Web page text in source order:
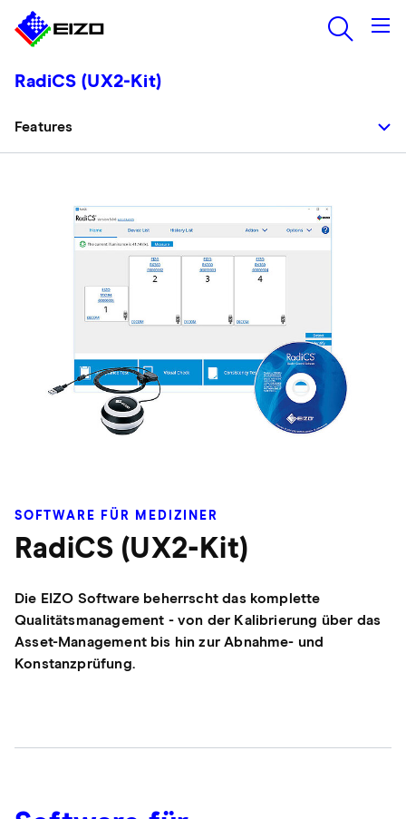
RadiCS (UX2-Kit)
Features
SOFTWARE FÜR MEDIZINER
RadiCS (UX2-Kit)
Die EIZO Software beherrscht das komplette
Qualitätsmanagement - von der Kalibrierung über das
Asset-Management bis hin zur Abnahme- und
Konstanzprüfung.